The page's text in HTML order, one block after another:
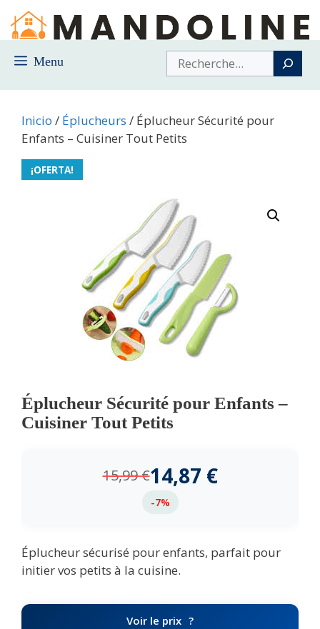
Saltar
contenido
Menu Buscar
Inicio / Éplucheurs / Éplucheur Sécurité pour
Enfants – Cuisiner Tout Petits
¡OFERTA!
Éplucheur Sécurité pour Enfants –
Cuisiner Tout Petits
15,99€14,87 €
-7%
Éplucheur sécurisé pour enfants, parfait pour
initier vos petits à la cuisine.
Voir le prix